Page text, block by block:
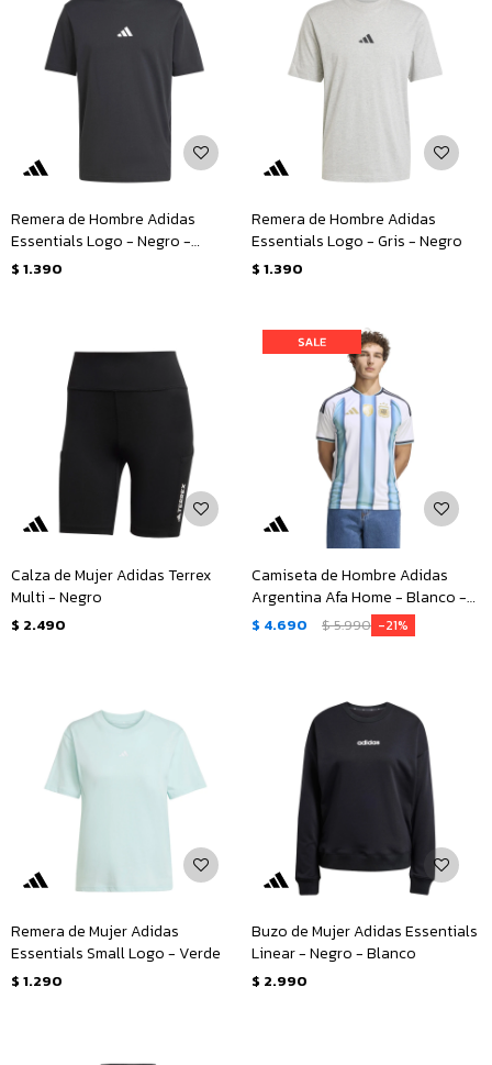
Remera de Hombre Adidas
Essentials Logo - Negro -
Blanco
$ 1.390
Remera de Hombre Adidas
Essentials Logo - Gris - Negro
$ 1.390
Calza de Mujer Adidas Terrex
Multi - Negro
$ 2.490
Camiseta de Hombre Adidas
Argentina Afa Home - Blanco -
Celeste
$ 4.690 $5.990 21
Remera de Mujer Adidas
Essentials Small Logo - Verde
$ 1.290
Buzo de Mujer Adidas Essentials
Linear - Negro - Blanco
$ 2.990